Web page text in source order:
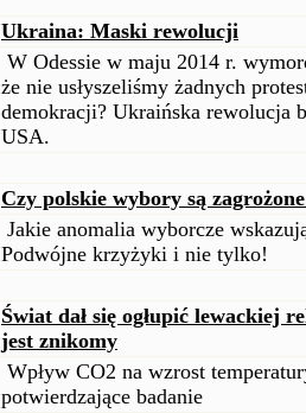
Ukraina: Maski rewolucji
W Odessie w maju 2014 r.
że nie usłyszeliśmy żadnych
demokracji? Ukraińska rewolucja
USA.
Czy polskie wybory są
Jakie anomalia wyborcze
Podwójne krzyżyki i nie tylko!
Świat dał się ogłupić lewackiej
jest znikomy
Wpływ CO2 na wzrost
potwierdzające badanie